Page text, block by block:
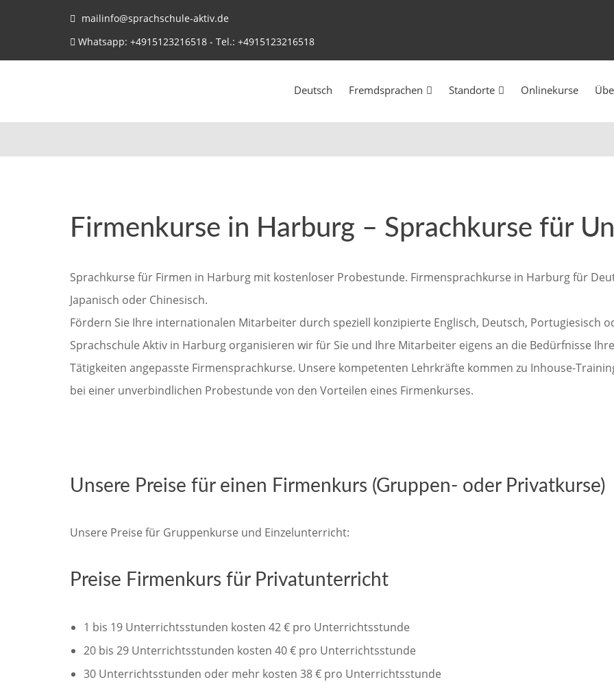
mailinfo@sprachschule-aktiv.de
Whatsapp: +4915123216518 - Tel.: +4915123216518
Deutsch Fremdsprachen Standorte Onlinekurse
Firmenkurse in Harburg – Sprachkurse für
Sprachkurse für Firmen in Harburg mit kostenloser Probestunde. Firmensprachkurse in Harburg für
Japanisch oder Chinesisch.
Fördern Sie Ihre internationalen Mitarbeiter durch speziell konzipierte Englisch, Deutsch, Portugiesisch
Sprachschule Aktiv in Harburg organisieren wir für Sie und Ihre Mitarbeiter eigens an die Bedürfnisse
Tätigkeiten angepasste Firmensprachkurse. Unsere kompetenten Lehrkräfte kommen zu Inhouse-
bei einer unverbindlichen Probestunde von den Vorteilen eines Firmenkurses.
Unsere Preise für einen Firmenkurs (Gruppen- oder Privatkurse)
Unsere Preise für Gruppenkurse und Einzelunterricht:
Preise Firmenkurs für Privatunterricht
1 bis 19 Unterrichtsstunden kosten 42 € pro Unterrichtsstunde
20 bis 29 Unterrichtsstunden kosten 40 € pro Unterrichtsstunde
30 Unterrichtsstunden oder mehr kosten 38 € pro Unterrichtsstunde